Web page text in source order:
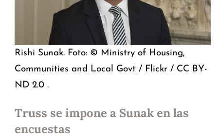
Rishi Sunak. Foto: © Ministry of Housing,
Communities and Local Govt / Flickr / CC BY-
ND 2.0 .
Truss se impone a Sunak en las
encuestas